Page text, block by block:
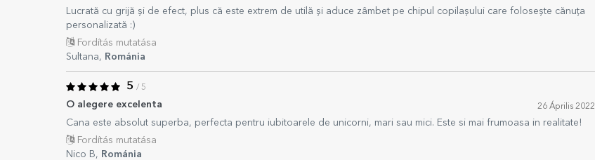
Lucrată cu grijă și de efect, plus că este extrem de utilă și aduce zâmbet pe chipul copilașului care folosește cănuța
personalizată :)
Fordítás mutatása
Sultana, Románia
5 / 5
O alegere excelenta 26 Április 2022
Cana este absolut superba, perfecta pentru iubitoarele de unicorni, mari sau mici. Este si mai frumoasa in realitate!
Fordítás mutatása
Nico B, Románia